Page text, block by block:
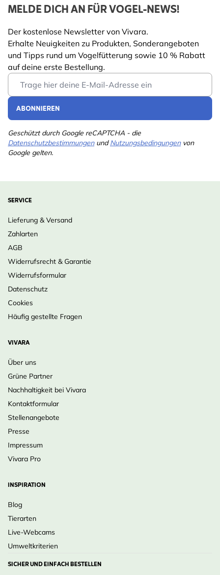
MELDE DICH AN FÜR VOGEL-NEWS!
Der kostenlose Newsletter von Vivara.
Erhalte Neuigkeiten zu Produkten, Sonderangeboten
und Tipps rund um Vogelfütterung sowie 10 % Rabatt
auf deine erste Bestellung.
Email Address
ABONNIEREN
Geschützt durch Google reCAPTCHA - die
DatenschutzbestimmungenundNutzungsbedingungenvon
Google gelten.
SERVICE
Lieferung & Versand
Zahlarten
AGB
Widerrufsrecht & Garantie
Widerrufsformular
Datenschutz
Cookies
Häufig gestellte Fragen
VIVARA
Über uns
Grüne Partner
Nachhaltigkeit bei Vivara
Kontaktformular
Stellenangebote
Presse
Impressum
Vivara Pro
INSPIRATION
Blog
Tierarten
Live-Webcams
Umweltkriterien
SICHER UND EINFACH BESTELLEN